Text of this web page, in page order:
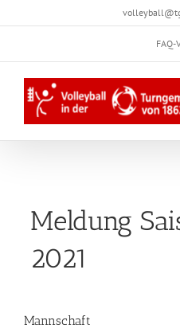
to
FAQ-
Meldung
2021
Mannschaft